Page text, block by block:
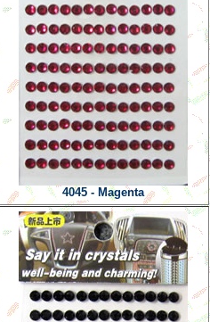
4045 - Magenta